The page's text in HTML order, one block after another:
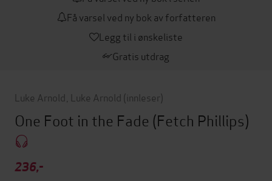
Få varsel ved ny bok av forfatteren
Legg til i ønskeliste
Gratis utdrag
Luke Arnold Luke Arnold (innleser)
One Foot in the Fade (Fetch Phillips)
236,-